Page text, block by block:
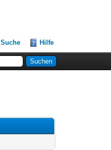
Suche Hilfe